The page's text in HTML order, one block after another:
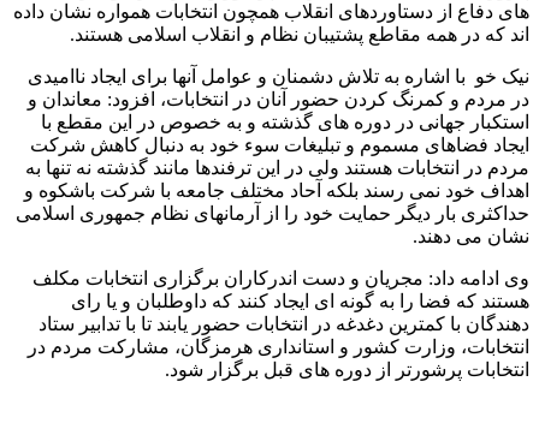
های دفاع از دستاوردهای انقلاب همچون انتخابات همواره نشان داده
اند که در همه مقاطع پشتیبان نظام و انقلاب اسلامی هستند.
نیک خو با اشاره به تلاش دشمنان و عوامل آنها برای ایجاد ناامیدی
در مردم و کمرنگ کردن حضور آنان در انتخابات، افزود: معاندان و
استکبار جهانی در دوره های گذشته و به خصوص در این مقطع با
ایجاد فضاهای مسموم و تبلیغات سوء خود به دنبال کاهش شرکت
مردم در انتخابات هستند ولی در این ترفندها مانند گذشته نه تنها به
اهداف خود نمی رسند بلکه آحاد مختلف جامعه با شرکت باشکوه و
حداکثری بار دیگر حمایت خود را از آرمانهای نظام جمهوری اسلامی
نشان می دهند.
وی ادامه داد: مجریان و دست اندرکاران برگزاری انتخابات مکلف
هستند که فضا را به گونه ای ایجاد کنند که داوطلبان و یا رای
دهندگان با کمترین دغدغه در انتخابات حضور یابند تا با تدابیر ستاد
انتخابات، وزارت کشور و استانداری هرمزگان، مشارکت مردم در
انتخابات پرشورتر از دوره های قبل برگزار شود.